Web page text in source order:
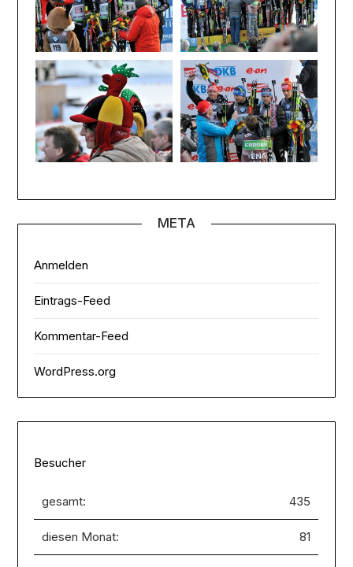
META
Anmelden
Eintrags-Feed
Kommentar-Feed
WordPress.org
Besucher
gesamt: 435
diesen Monat: 81